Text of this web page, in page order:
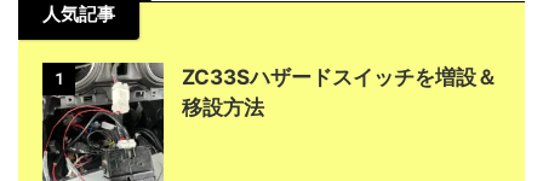
人気記事
1
ZC33Sハザードスイッチを増設＆
移設方法